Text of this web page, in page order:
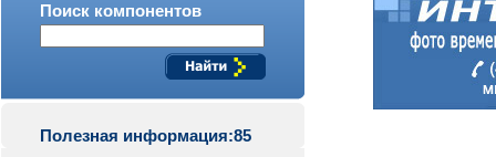
Поиск компонентов
Полезная информация:85